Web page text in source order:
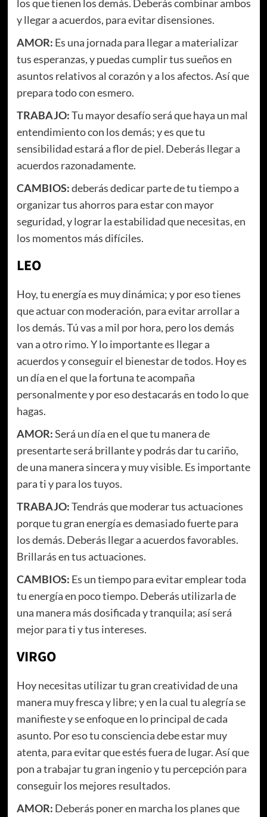
los que tienen los demás. Deberás combinar ambos
y llegar a acuerdos, para evitar disensiones.
AMOR: Es una jornada para llegar a materializar
tus esperanzas, y puedas cumplir tus sueños en
asuntos relativos al corazón y a los afectos. Así que
prepara todo con esmero.
TRABAJO:Tu mayor desafío será que haya un mal
entendimiento con los demás; y es que tu
sensibilidad estará a flor de piel. Deberás llegar a
acuerdos razonadamente.
CAMBIOS:deberás dedicar parte de tu tiempo a
organizar tus ahorros para estar con mayor
seguridad, y lograr la estabilidad que necesitas, en
los momentos más difíciles.
LEO
Hoy, tu energía es muy dinámica; y por eso tienes
que actuar con moderación, para evitar arrollar a
los demás. Tú vas a mil por hora, pero los demás
van a otro rimo. Y lo importante es llegar a
acuerdos y conseguir el bienestar de todos. Hoy es
un día en el que la fortuna te acompaña
personalmente y por eso destacarás en todo lo que
hagas.
AMOR:Será un día en el que tu manera de
presentarte será brillante y podrás dar tu cariño,
de una manera sincera y muy visible. Es importante
para ti y para los tuyos.
TRABAJO:Tendrás que moderar tus actuaciones
porque tu gran energía es demasiado fuerte para
los demás. Deberás llegar a acuerdos favorables.
Brillarás en tus actuaciones.
CAMBIOS: Es un tiempo para evitar emplear toda
tu energía en poco tiempo. Deberás utilizarla de
una manera más dosificada y tranquila; así será
mejor para ti y tus intereses.
VIRGO
Hoy necesitas utilizar tu gran creatividad de una
manera muy fresca y libre; y en la cual tu alegría se
manifieste y se enfoque en lo principal de cada
asunto. Por eso tu consciencia debe estar muy
atenta, para evitar que estés fuera de lugar. Así que
pon a trabajar tu gran ingenio y tu percepción para
conseguir los mejores resultados.
AMOR: Deberás poner en marcha los planes que